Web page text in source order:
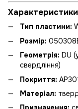
Тип пластини:
Розмір:
Геометрія: DU
свердління)
Покриття:
Матеріал: